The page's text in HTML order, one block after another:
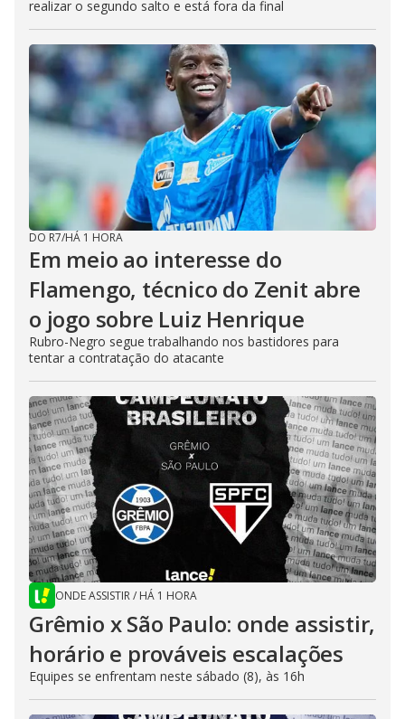
realizar o segundo salto e está fora da final
DO R7/HÁ 1 HORA
Em meio ao interesse do
Flamengo, técnico do Zenit abre
o jogo sobre Luiz Henrique
Rubro-Negro segue trabalhando nos bastidores para
tentar a contratação do atacante
ONDE ASSISTIR/ HÁ 1 HORA
Grêmio x São Paulo: onde assistir,
horário e prováveis escalações
Equipes se enfrentam neste sábado (8), às 16h